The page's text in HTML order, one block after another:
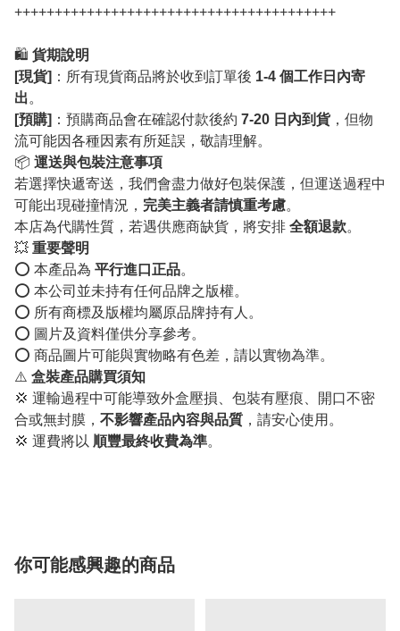
++++++++++++++++++++++++++++++++++++++++
🛍️ 貨期說明
[現貨] ：所有現貨商品將於收到訂單後 1-4 個工作日內寄
出。
[預購] ：預購商品會在確認付款後約 7-20 日內到貨，但物
流可能因各種因素有所延誤，敬請理解。
📦 運送與包裝注意事項
若選擇快遞寄送，我們會盡力做好包裝保護，但運送過程中
可能出現碰撞情況， 完美主義者請慎重考慮。
本店為代購性質，若遇供應商缺貨，將安排 全額退款。
💥 重要聲明
⭕️ 本產品為 平行進口正品。
⭕️ 本公司並未持有任何品牌之版權。
⭕️ 所有商標及版權均屬原品牌持有人。
⭕️ 圖片及資料僅供分享參考。
⭕️ 商品圖片可能與實物略有色差，請以實物為準。
⚠️ 盒裝產品購買須知
💢 運輸過程中可能導致外盒壓損、包裝有壓痕、開口不密
合或無封膜， 不影響產品內容與品質 ，請安心使用。
💢 運費將以 順豐最終收費為準。
你可能感興趣的商品